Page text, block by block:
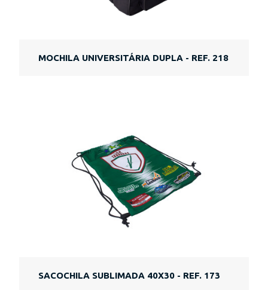
MOCHILA UNIVERSITÁRIA DUPLA - REF. 218
SACOCHILA SUBLIMADA 40X30 - REF. 173